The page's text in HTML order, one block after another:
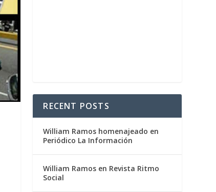
RECENT POSTS
William Ramos homenajeado en
Periódico La Información
William Ramos en Revista Ritmo
Social